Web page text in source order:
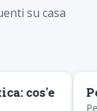
su casa
cos'e